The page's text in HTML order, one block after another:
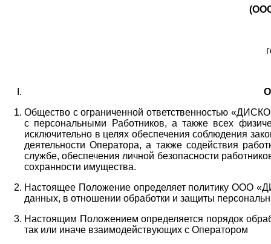
Общество с ограниченной ответственностью
с персональными Работников, а также всех
исключительно в целях обеспечения соблюдения
деятельности Оператора,а также содействия
службе, обеспечения личной безопасности
сохранности имущества.
Настоящее Положение определяет политику ООО
данных, в отношении обработки и защиты
Настоящим Положением определяется порядок
так или иначе взаимодействующих с Оператором